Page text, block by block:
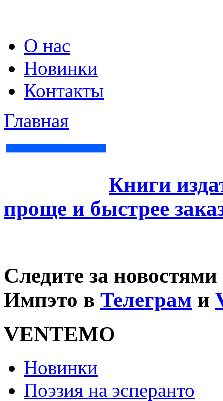
О нас
Новинки
Контакты
Главная
Книги
проще и быстрее
Следите за
Импэто в Телеграм и
VENTEMO
Новинки
Поэзия на эсперанто